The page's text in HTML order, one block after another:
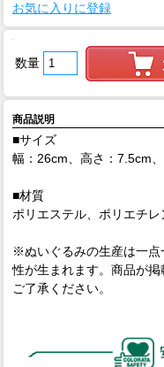
お気に入りに登録
数量
商品説明
■サイズ
幅：26cm、高さ：7.5cm
■材質
ポリエステル、ポリエチ
※ぬいぐるみの生産は一点
性が生まれます。商品が
ご了承ください。